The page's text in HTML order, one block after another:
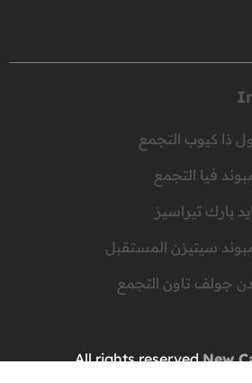
ذا كيوب التجمع
فيا التجمع
بارك تيراسيز
سيتيزن المستقبل
جولف تاون التجمع
New